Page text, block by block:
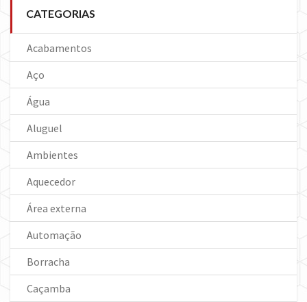
CATEGORIAS
Acabamentos
Aço
Água
Aluguel
Ambientes
Aquecedor
Área externa
Automação
Borracha
Caçamba